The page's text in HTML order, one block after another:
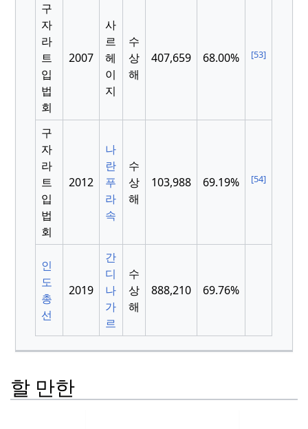
구
자
라
트
입
법
회
2007
사
르
헤
이
지
수
상
해
407,659 68.00% [53]
구
자
라
트
입
법
회
2012
나
란
푸
라
속
수
상
해
103,988 69.19% [54]
인
도
총
선
2019
간
디
나
가
르
수
상
해
888,210 69.76%
할 만한